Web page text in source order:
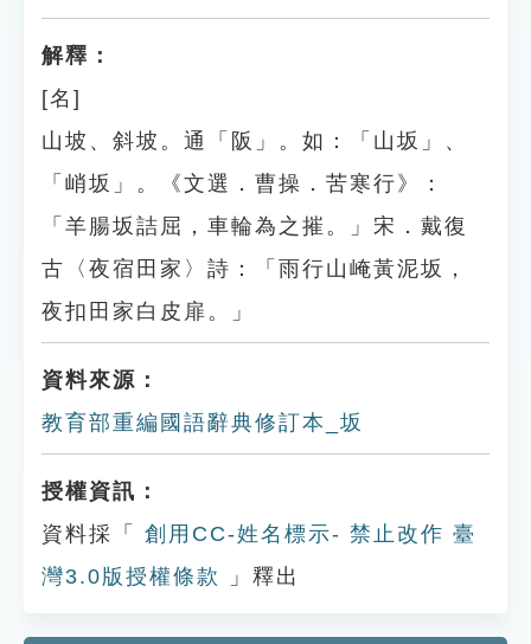
解釋：
[名]
山坡、斜坡。通「阪」。如：「山坂」、
「峭坂」。《文選．曹操．苦寒行》：
「羊腸坂詰屈，車輪為之摧。」宋．戴復
古〈夜宿田家〉詩：「雨行山崦黃泥坂，
夜扣田家白皮扉。」
資料來源：
教育部重編國語辭典修訂本_坂
授權資訊：
資料採「
創用CC-姓名標示- 禁止改作 臺
灣3.0版授權條款
」釋出